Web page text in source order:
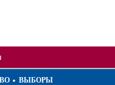
ВЫБОРЫ